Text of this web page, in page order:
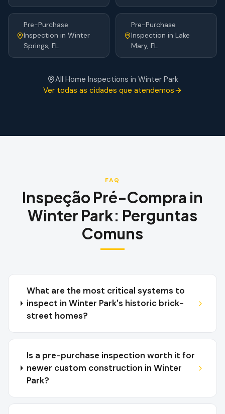
Pre-Purchase
Inspection in Winter
Springs, FL
Pre-Purchase
Inspection in Lake
Mary, FL
All Home Inspections in Winter Park
Ver todas as cidades que atendemos
FAQ
Inspeção Pré-Compra in
Winter Park: Perguntas
Comuns
What are the most critical systems to
inspect in Winter Park's historic brick-
street homes?
Is a pre-purchase inspection worth it for
newer custom construction in Winter
Park?